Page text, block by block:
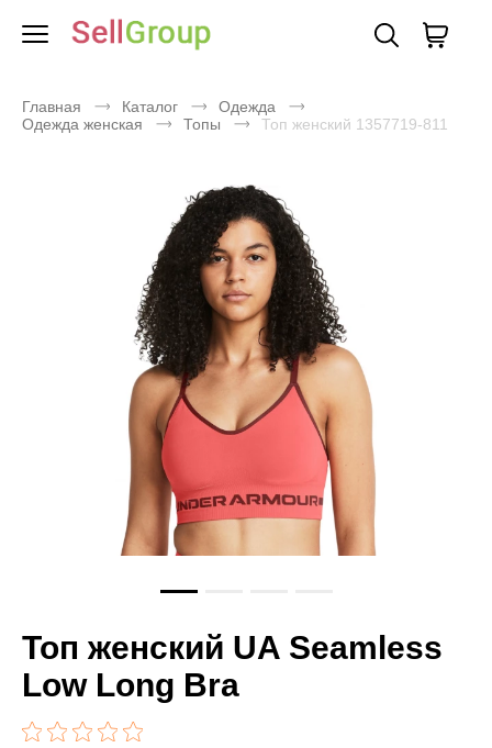
Главная Каталог
Одежда
Одежда женская
Топы Топ женский 1357719-811
Топ женский UA Seamless
Low Long Bra